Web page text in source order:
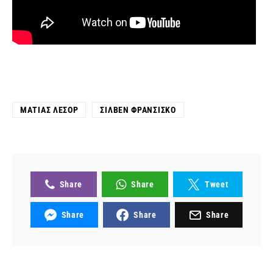
ΜΑΤΊΑΣ ΛΕΣΌΡ ΣΙΛΒΈΝ ΦΡΑΝΣΊΣΚΟ
Share Share Tweet
Share Share Share